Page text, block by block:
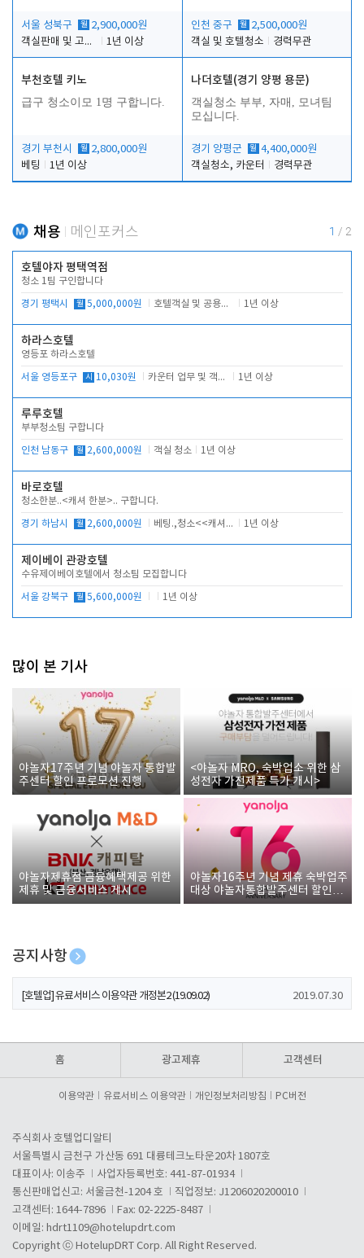
서울 성북구 월 2,900,000원
객실판매 및 고객응대
1년 이상
인천 중구 월 2,500,000원
객실 및 호텔청소
경력무관
부천호텔 키노
급구 청소이모 1명 구합니다.
경기 부천시 월 2,800,000원
베팅
1년 이상
나더호텔(경기 양평 용문)
객실청소 부부, 자매, 모녀팀
모십니다.
경기 양평군 월 4,400,000원
객실청소, 카운터
경력무관
채용 메인포커스 1 / 2
호텔야자 평택역점
청소 1팀 구인합니다
경기 평택시 월 5,000,000원 호텔객실 및 공용시설 청소 관리 1년 이상
하라스호텔
영등포 하라스호텔
서울 영등포구 시 10,030원 카운터 업무 및 객실관리(청소상태 확인, 객실판매) 1년 이상
루루호텔
부부청소팀 구합니다
인천 남동구 월 2,600,000원 객실 청소 1년 이상
바로호텔
청소한분..<캐셔 한분>.. 구합니다.
경기 하남시 월 2,600,000원 베팅.,청소<<캐셔 모셔봅니다. 1년 이상
제이베이 관광호텔
수유제이베이호텔에서 청소팀 모집합니다
서울 강북구 월 5,600,000원 1년 이상
많이 본 기사
야놀자17주년 기념 야놀자 통합발
주센터 할인 프로모션 진행
<야놀자 MRO, 숙박업소 위한 삼
성전자 가전제품 특가 개시>
야놀자제휴점 금융혜택제공 위한
제휴 및 금융서비스 게시
야놀자16주년 기념 제휴 숙박업주
대상 야놀자통합발주센터 할인쿠
폰 증정
공지사항
[호텔업] 개인정보 처리방침 개정본1 (19.09.02)
[호텔업] 유료서비스 이용약관 개정본2 (19.09.02) 2019.07.30
홈 광고제휴 고객센터
이용약관 유료서비스 이용약관 개인정보처리방침 PC버전
주식회사 호텔업디알티
서울특별시 금천구 가산동 691 대륭테크노타운20차 1807호
대표이사: 이송주
사업자등록번호: 441-87-01934
통신판매업신고: 서울금천-1204 호
직업정보: J1206020200010
고객센터: 1644-7896
Fax: 02-2225-8487
이메일: hdrt1109@hotelupdrt.com
Copyright ⓒ HotelupDRT Corp. All Right Reserved.